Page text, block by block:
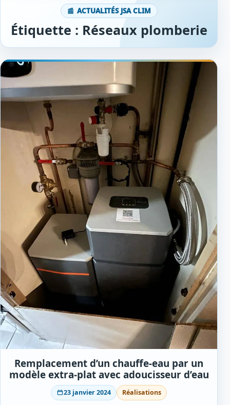
ACTUALITÉS JSA CLIM
Étiquette : Réseaux plomberie
Remplacement d’un chauffe-eau par un
modèle extra-plat avec adoucisseur d’eau
23 janvier 2024 Réalisations